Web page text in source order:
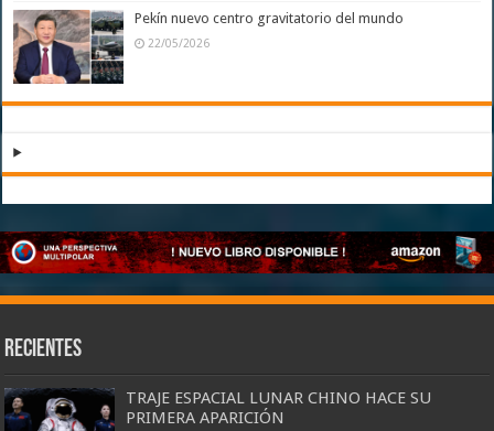
Pekín nuevo centro gravitatorio del mundo
22/05/2026
Recientes
TRAJE ESPACIAL LUNAR CHINO HACE SU
PRIMERA APARICIÓN